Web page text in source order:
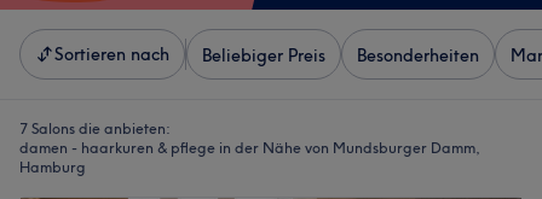
Sortieren nach Beliebiger Preis Besonderheiten
7 Salons die anbieten:
damen - haarkuren & pflege in der Nähe von Mundsburger Damm,
Hamburg